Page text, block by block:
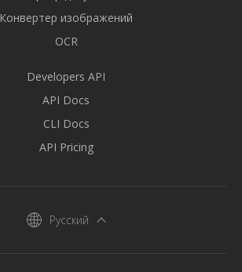
Конвертер изображений
OCR
Developers API
API Docs
CLI Docs
API Pricing
Русский